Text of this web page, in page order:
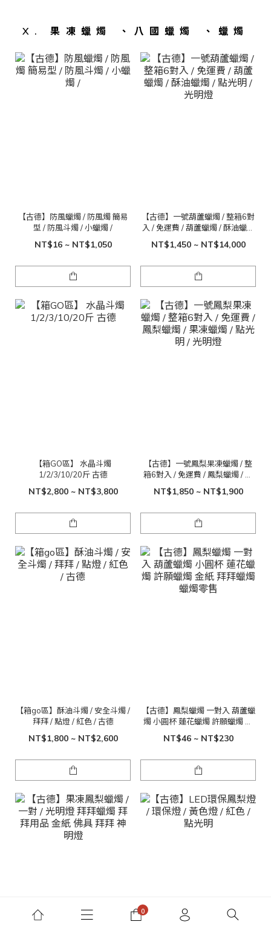
X. 果凍蠟燭 、八國蠟燭 、蠟燭
【古德】防風蠟燭 / 防風燭 簡易
型 / 防風斗燭 / 小蠟燭 /
NT$16 ~ NT$1,050
【古德】一號葫蘆蠟燭 / 整箱6對
入 / 免運費 / 葫蘆蠟燭 / 酥油蠟燭
/ 點光明 / 光明燈
NT$1,450 ~ NT$14,000
【箱GO區】 水晶斗燭
1/2/3/10/20斤 古德
NT$2,800 ~ NT$3,800
【古德】一號鳳梨果凍蠟燭 / 整
箱6對入 / 免運費 / 鳳梨蠟燭 / 果
凍蠟燭 / 點光明 / 光明燈
NT$1,850 ~ NT$1,900
【箱go區】酥油斗燭 / 安全斗燭 /
拜拜 / 點燈 / 紅色 / 古德
NT$1,800 ~ NT$2,600
【古德】鳳梨蠟燭 一對入 葫蘆蠟
燭 小圓杯 蓮花蠟燭 許願蠟燭 金
紙 拜拜蠟燭 蠟燭零售
NT$46 ~ NT$230